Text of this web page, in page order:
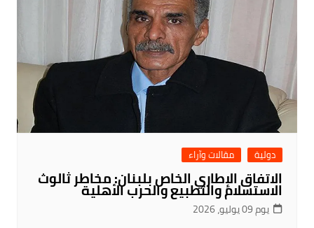
دولية مقالات وآراء
الاتفاق الإطاري الخاص بلبنان: مخاطر ثالوث
الاستسلام والتطبيع والحرب الأهلية
يوم 09 يوليو، 2026